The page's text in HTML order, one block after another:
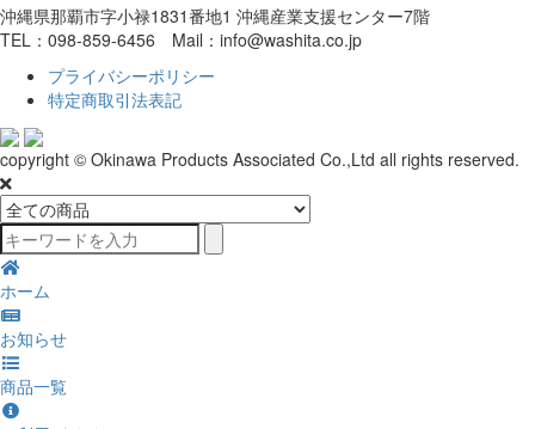
沖縄県那覇市字小禄1831番地1 沖縄産業支援センター7階
TEL：098-859-6456 Mail：info@washita.co.jp
プライバシーポリシー
特定商取引法表記
copyright © Okinawa Products Associated Co.,Ltd all rights reserved.
ホーム
お知らせ
商品一覧